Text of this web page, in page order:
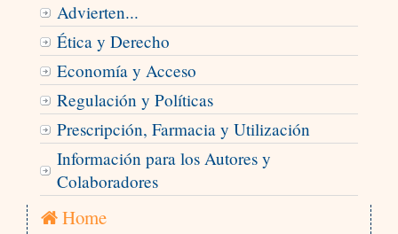
Advierten...
Ética y Derecho
Economía y Acceso
Regulación y Políticas
Prescripción, Farmacia y Utilización
Información para los Autores y
Colaboradores
Home